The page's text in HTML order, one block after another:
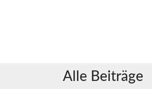
Alle Beiträge